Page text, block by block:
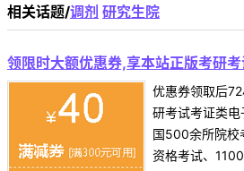
相关话题/调剂 研究生院
领限时大额优惠券,享本站正版考研
优惠券领取后
研考试考证类
国500余所院校
资格考试、